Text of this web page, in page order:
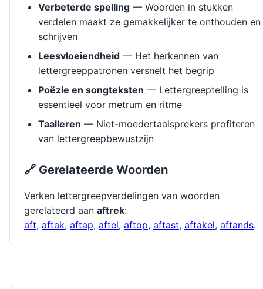
Verbeterde spelling — Woorden in stukken
verdelen maakt ze gemakkelijker te onthouden en
schrijven
Leesvloeiendheid — Het herkennen van
lettergreeppatronen versnelt het begrip
Poëzie en songteksten — Lettergreeptelling is
essentieel voor metrum en ritme
Taalleren — Niet-moedertaalsprekers profiteren
van lettergreepbewustzijn
🔗 Gerelateerde Woorden
Verken lettergreepverdelingen van woorden
gerelateerd aan aftrek:
aft, aftak, aftap, aftel, aftop, aftast, aftakel, aftands.